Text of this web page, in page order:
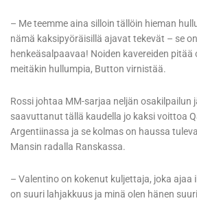
– Me teemme aina silloin tällöin hieman
nämä kaksipyöräisillä ajavat tekevät – se
henkeäsalpaavaa! Noiden kavereiden pitää
meitäkin hullumpia, Button virnistää.
Rossi johtaa MM-sarjaa neljän osakilpailun
saavuttanut tällä kaudella jo kaksi voittoa
Argentiinassa ja se kolmas on haussa
Mansin radalla Ranskassa.
– Valentino on kokenut kuljettaja, joka
on suuri lahjakkuus ja minä olen hänen